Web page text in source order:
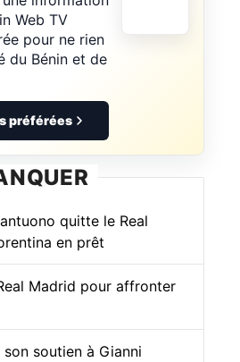
Web TV
pour ne rien
du Bénin et de
préférées
quitte le Real
en prêt
Madrid pour affronter
son soutien à Gianni